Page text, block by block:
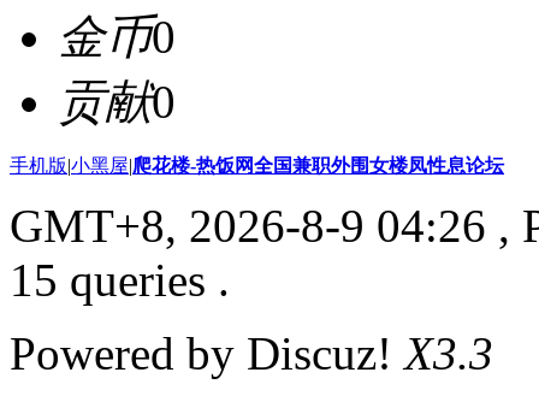
金币0
贡献0
手机版|小黑屋|爬花楼-热饭网全国兼职外围女楼凤性息论坛
GMT+8, 2026-8-9 04:26 ,
15 queries .
Powered by Discuz!X3.3